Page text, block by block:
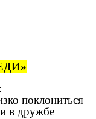
:
поклониться
в дружбе